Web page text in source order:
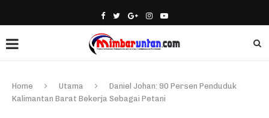
Home Utama
Daniel Johan: 90 Persen Penduduk
Kalimantan Barat Bekerja Sebagai Petani